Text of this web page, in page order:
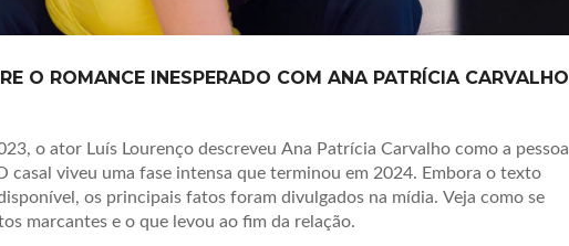
O ROMANCE INESPERADO COM ANA PATRÍCIA CARVALHO
o ator Luís Lourenço descreveu Ana Patrícia Carvalho como a pessoa
casal viveu uma fase intensa que terminou em 2024. Embora o texto
os principais fatos foram divulgados na mídia. Veja como se
marcantes e o que levou ao fim da relação.